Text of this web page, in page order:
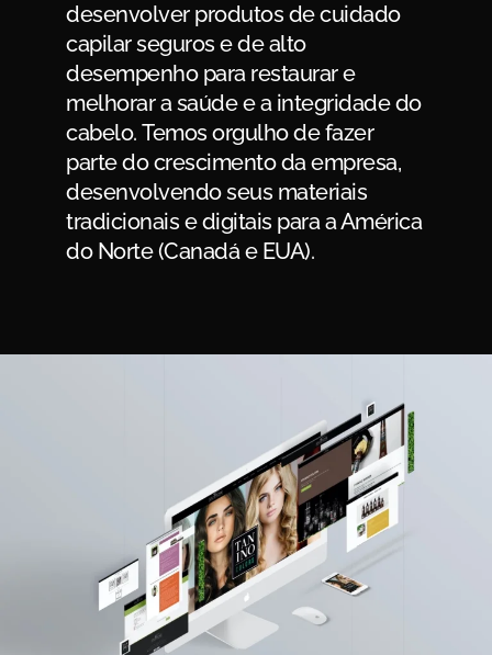
desenvolver produtos de cuidado
capilar seguros e de alto
desempenho para restaurar e
melhorar a saúde e a integridade do
cabelo. Temos orgulho de fazer
parte do crescimento da empresa,
desenvolvendo seus materiais
tradicionais e digitais para a América
do Norte (Canadá e EUA).